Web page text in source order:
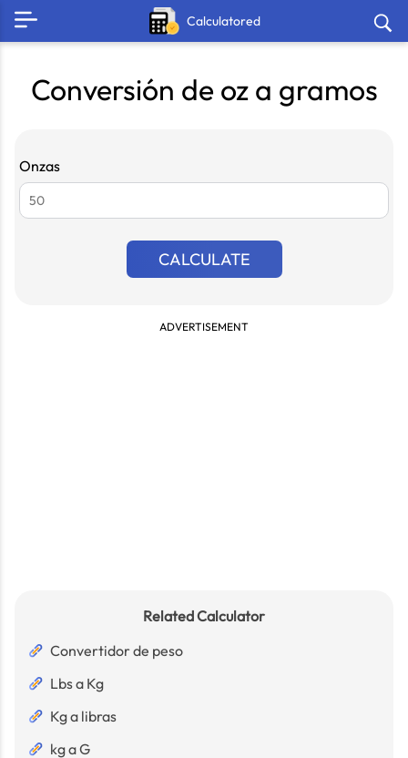
Calculatored
Conversión de oz a gramos
Onzas
CALCULATE
ADVERTISEMENT
Related Calculator
Convertidor de peso
Lbs a Kg
Kg a libras
kg a G